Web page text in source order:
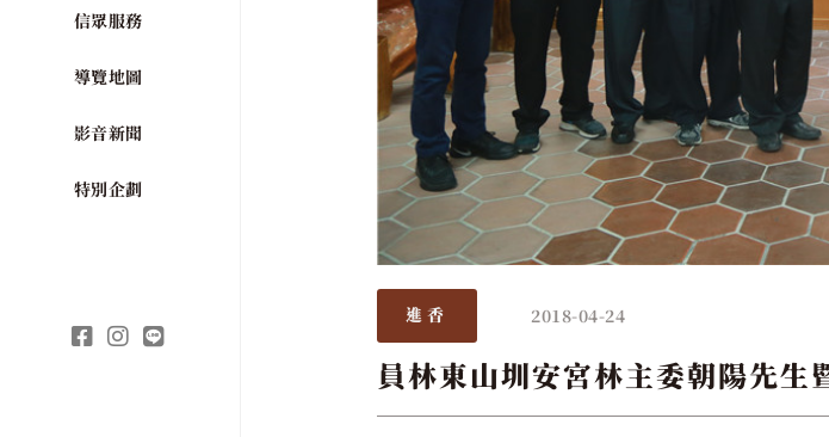
信眾服務
導覽地圖
影音新聞
特別企劃
進香 2018-04-24
員林東山圳安宮林主委朝陽先生